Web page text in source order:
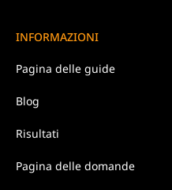
INFORMAZIONI
Pagina delle guide
Blog
Risultati
Pagina delle domande